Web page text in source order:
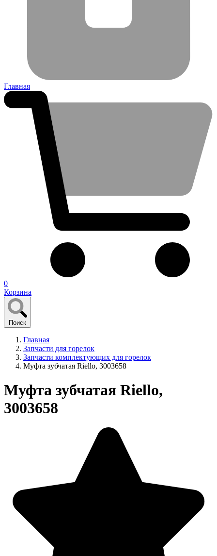
Главная
0
Корзина
Поиск
Главная
Запчасти для горелок
Запчасти комплектующих для горелок
Муфта зубчатая Riello, 3003658
Муфта зубчатая Riello,
3003658